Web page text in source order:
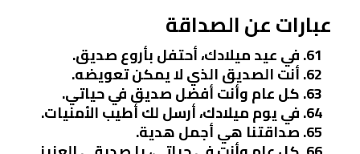
عبارات عن الصداقة
في عيد ميلادك، أحتفل بأروع صديق.
أنت الصديق الذي لا يمكن تعويضه.
كل عام وأنت أفضل صديق في حياتي.
في يوم ميلادك، أرسل لك أطيب الأمنيات.
صداقتنا هي أجمل هدية.